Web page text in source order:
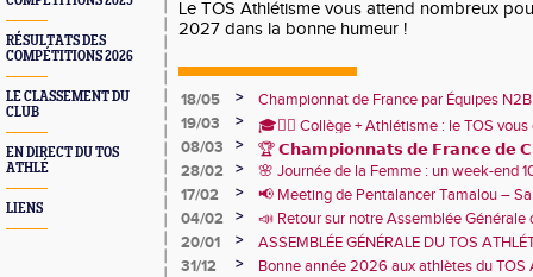
RÉSULTATS DES
COMPÉTITIONS 2026
LE CLASSEMENT DU
CLUB
EN DIRECT DU TOS
ATHLÉ
LIENS
Le TOS Athlétisme vous attend nombreux
2027 dans la bonne humeur !
18/05 >
Championnat de France par Équipes
1er avec 86 787 points !🩷
19/03 >
🎓🏃‍♂️ Collège + Athlétisme : le TOS
sportive du collège Marie Curie !
08/03 >
🏆 𝗖𝗵𝗮𝗺𝗽𝗶𝗼𝗻𝗻𝗮𝘁𝘀 𝗱𝗲 𝗙𝗿𝗮𝗻𝗰𝗲 𝗱𝗲
🏅
28/02 >
🌸 Journée de la Femme : un week-end
TOS Athlétisme
17/02 >
📢 Meeting de Pentalancer Tamalou –
04/02
>
📣 Retour sur notre Assemblée
2026 🙌
20/01 >
ASSEMBLÉE GÉNÉRALE DU TOS
JANVIER 18h30 – CENTRE SPORTIF DE
31/12 >
Bonne année 2026 aux athlètes du TOS